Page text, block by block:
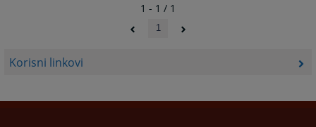
Korisni linkovi
1 - 1 / 1
1